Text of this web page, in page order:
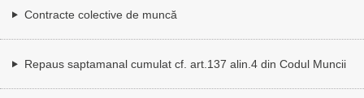
Contracte colective de muncă
Repaus saptamanal cumulat cf. art.137 alin.4 din Codul Muncii